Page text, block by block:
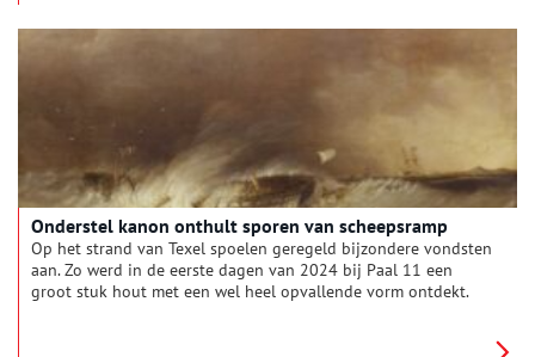
Museum Kaap Skil te bekijken is.
Onderstel kanon onthult sporen van scheepsramp
Op het strand van Texel spoelen geregeld bijzondere vondsten
aan. Zo werd in de eerste dagen van 2024 bij Paal 11 een
groot stuk hout met een wel heel opvallende vorm ontdekt.